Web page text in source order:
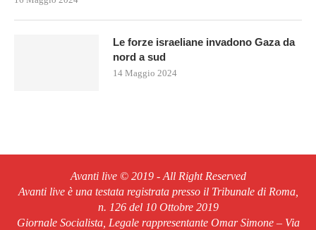
Le forze israeliane invadono Gaza da
nord a sud
14 Maggio 2024
Avanti live © 2019 - All Right Reserved
Avanti live è una testata registrata presso il Tribunale di Roma,
n. 126 del 10 Ottobre 2019
Giornale Socialista, Legale rappresentante Omar Simone – Via